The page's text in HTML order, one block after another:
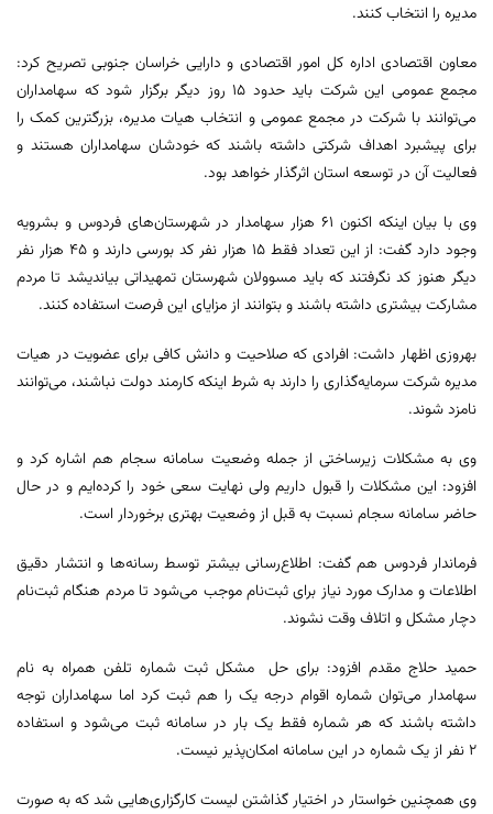
مدیره را انتخاب کنند.
معاون اقتصادی اداره کل امور اقتصادی و دارایی خراسان جنوبی تصریح کرد:
مجمع عمومی این شرکت باید حدود ۱۵ روز دیگر برگزار شود که سهامداران
می‌توانند با شرکت در مجمع عمومی و انتخاب هیات مدیره، بزرگترین کمک را
برای پیشبرد اهداف شرکتی داشته باشند که خودشان سهامداران هستند و
فعالیت آن در توسعه استان اثرگذار خواهد بود.
وی با بیان اینکه اکنون ۶۱ هزار سهامدار در شهرستان‌های فردوس و بشرویه
وجود دارد گفت: از این تعداد فقط ۱۵ هزار نفر کد بورسی دارند و ۴۵ هزار نفر
دیگر هنوز کد نگرفتند که باید مسوولان شهرستان تمهیداتی بیاندیشد تا مردم
مشارکت بیشتری داشته باشند و بتوانند از مزایای این فرصت استفاده کنند.
بهروزی اظهار داشت: افرادی که صلاحیت و دانش کافی برای عضویت در هیات
مدیره شرکت سرمایه‌گذاری را دارند به شرط اینکه کارمند دولت نباشند، می‌توانند
نامزد شوند.
وی به مشکلات زیرساختی از جمله وضعیت سامانه ‌سجام هم اشاره کرد و
افزود: این مشکلات را قبول داریم ولی نهایت سعی خود را کرده‌ایم و در حال
حاضر سامانه ‌سجام نسبت به قبل از وضعیت بهتری برخوردار است.
فرماندار فردوس هم گفت: اطلاع‌رسانی بیشتر توسط رسانه‌ها و انتشار دقیق
اطلاعات و مدارک مورد نیاز برای ثبت‌نام موجب می‌شود تا مردم هنگام ثبت‌نام
دچار مشکل و اتلاف وقت نشوند.
حمید حلاج مقدم افزود: برای حل مشکل ثبت شماره تلفن همراه به نام
سهامدار می‌توان شماره اقوام درجه یک را هم ثبت کرد اما سهامداران توجه
داشته باشند که هر شماره فقط یک بار در سامانه ثبت می‌شود و استفاده
۲ نفر از یک شماره در این سامانه امکان‌پذیر نیست.
وی همچنین خواستار در اختیار گذاشتن لیست کارگزاری‌هایی شد که به صورت